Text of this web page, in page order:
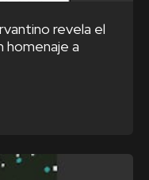
revela el
homenaje a